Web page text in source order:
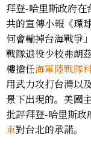
拜登-哈里斯政府在
共的宣傳小報《環
何會輸掉台海戰爭
戰隊退役少校弗朗
樓擔任海軍陸戰隊
用武力攻打台灣以
景下出現的。美國
批評拜登-哈里斯政
束對台北的承諾。